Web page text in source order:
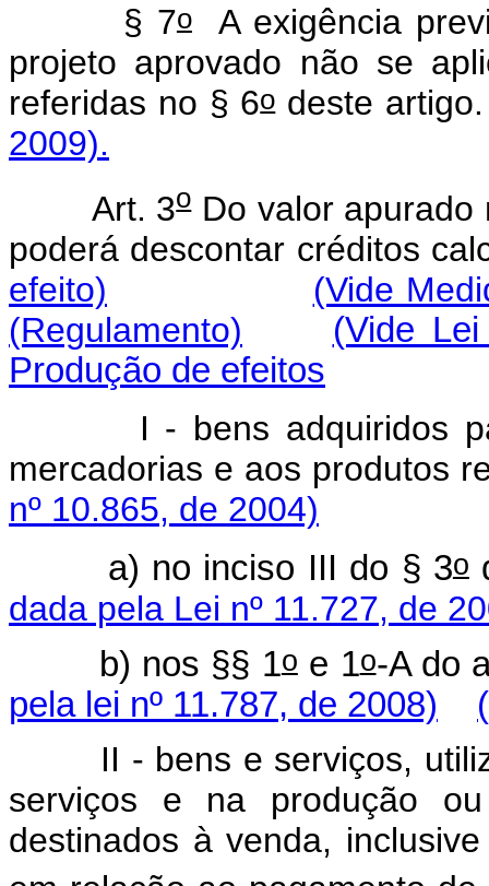
§ 7oA exigência
projeto aprovado não se
referidas no § 6odeste
2009).
Art. 3oDo valor apurado
poderá descontar créditos
efeito)
(Vide
(Regulamento)
(Vide
Produção de efeitos
I - bens adquiridos
mercadorias e aos
nº 10.865, de 2004)
a) no inciso III do § 3o
dada pela Lei nº 11.727, de
b) nos §§ 1oe 1o-A do
pela lei nº 11.787, de 2008)
II - bens e serviços,
serviços e na produção
destinados à venda,